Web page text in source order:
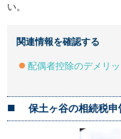
い。
関連情報を確認する
配偶者控除のデメリッ
保土ヶ谷の相続税申